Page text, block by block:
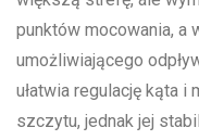
punktów mocowania, a
umożliwiającego
ułatwia regulację kąta i
szczytu, jednak jej